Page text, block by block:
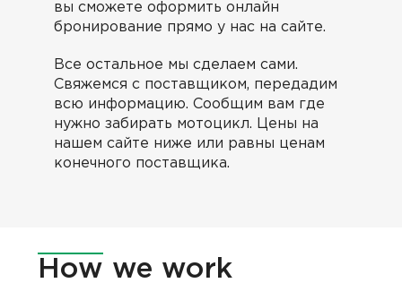
вы сможете оформить онлайн
бронирование прямо у нас на сайте.
Все остальное мы сделаем сами.
Cвяжемся с поставщиком, передадим
всю информацию. Сообщим вам где
нужно забирать мотоцикл. Цены на
нашем сайте ниже или равны ценам
конечного поставщика.
How we work